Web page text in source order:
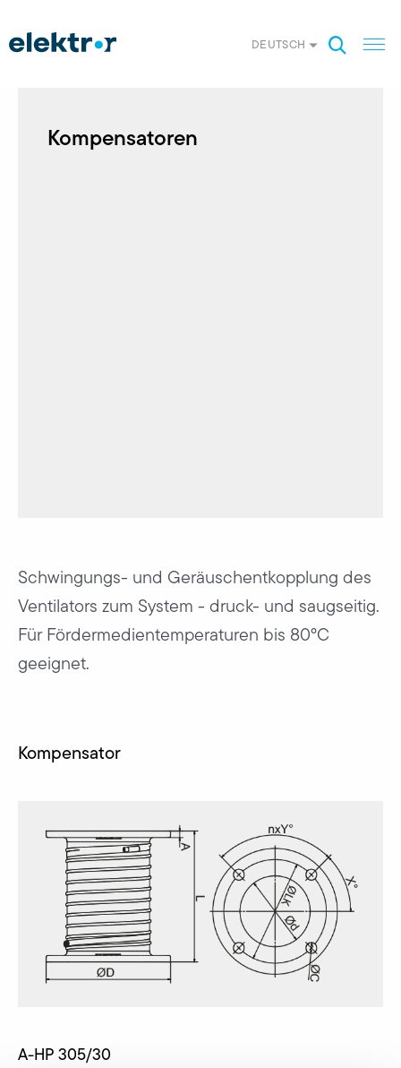
DEUTSCH
Kompensatoren
Schwingungs- und Geräuschentkopplung des
Ventilators zum System - druck- und saugseitig.
Für Fördermedientemperaturen bis 80°C
geeignet.
Kompensator
A-HP 305/30